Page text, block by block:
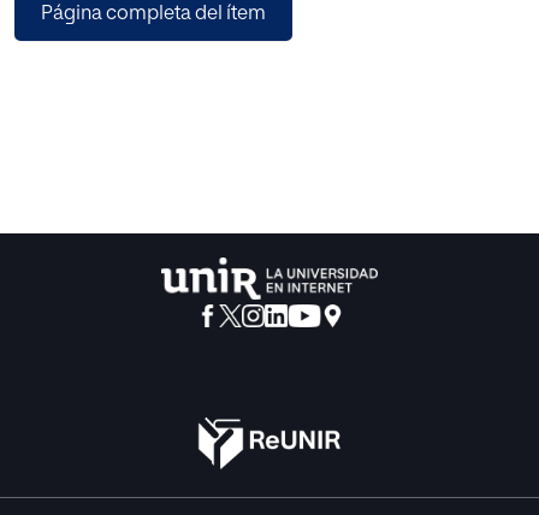
e información en este ámbito. Una vez analizados los
Página completa del ítem